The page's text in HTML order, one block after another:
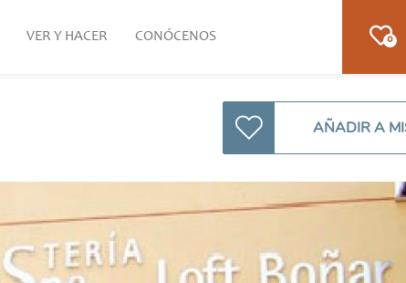
0
VER Y HACER CONÓCENOS
AÑADIR A